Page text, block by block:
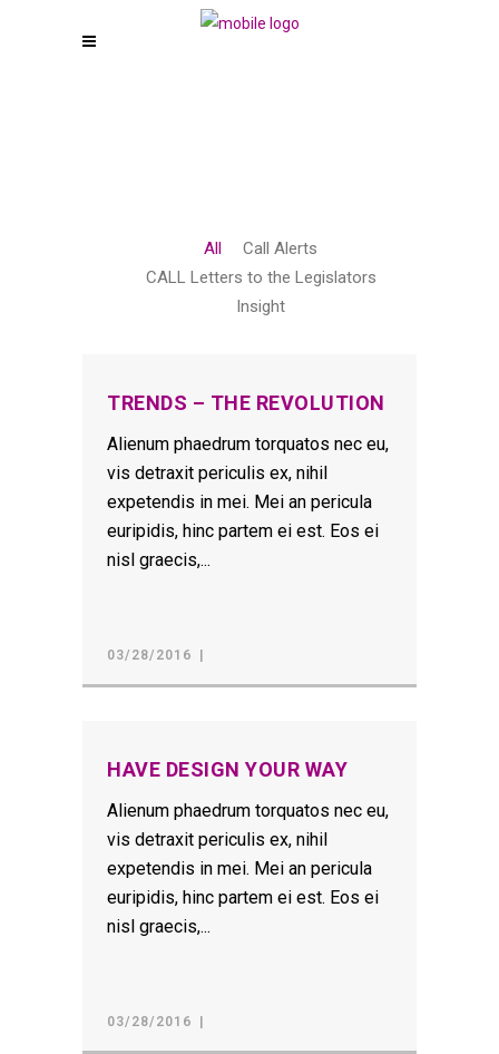
All
Call Alerts
CALL Letters to the Legislators
Insight
TRENDS – THE REVOLUTION
Alienum phaedrum torquatos nec eu,
vis detraxit periculis ex, nihil
expetendis in mei. Mei an pericula
euripidis, hinc partem ei est. Eos ei
nisl graecis,...
03/28/2016
HAVE DESIGN YOUR WAY
Alienum phaedrum torquatos nec eu,
vis detraxit periculis ex, nihil
expetendis in mei. Mei an pericula
euripidis, hinc partem ei est. Eos ei
nisl graecis,...
03/28/2016